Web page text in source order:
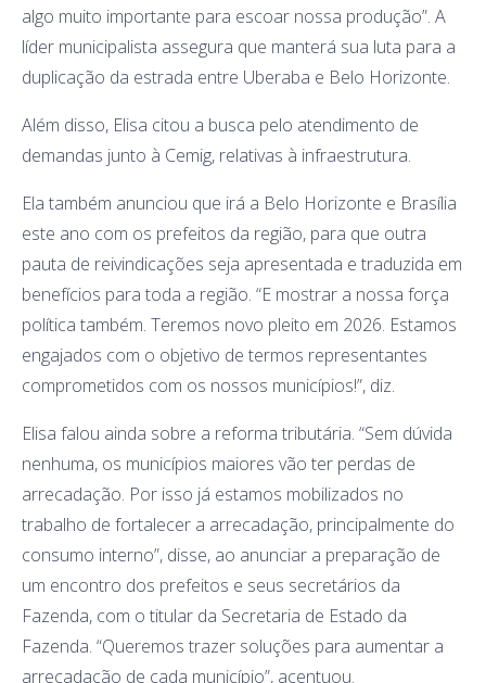
algo muito importante para escoar nossa produção”. A
líder municipalista assegura que manterá sua luta para a
duplicação da estrada entre Uberaba e Belo Horizonte.
Além disso, Elisa citou a busca pelo atendimento de
demandas junto à Cemig, relativas à infraestrutura.
Ela também anunciou que irá a Belo Horizonte e Brasília
este ano com os prefeitos da região, para que outra
pauta de reivindicações seja apresentada e traduzida em
benefícios para toda a região. “E mostrar a nossa força
política também. Teremos novo pleito em 2026. Estamos
engajados com o objetivo de termos representantes
comprometidos com os nossos municípios!”, diz.
Elisa falou ainda sobre a reforma tributária. “Sem dúvida
nenhuma, os municípios maiores vão ter perdas de
arrecadação. Por isso já estamos mobilizados no
trabalho de fortalecer a arrecadação, principalmente do
consumo interno”, disse, ao anunciar a preparação de
um encontro dos prefeitos e seus secretários da
Fazenda, com o titular da Secretaria de Estado da
Fazenda. “Queremos trazer soluções para aumentar a
arrecadação de cada município”, acentuou.